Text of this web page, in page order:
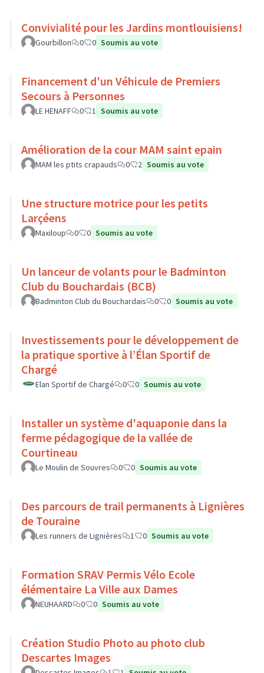
Convivialité pour les Jardins montlouisiens!
Gourbillon 0 0 Soumis au vote
Financement d'un Véhicule de Premiers
Secours à Personnes
LE HENAFF 0 1 Soumis au vote
Amélioration de la cour MAM saint epain
MAM les ptits crapauds 0 2 Soumis au vote
Une structure motrice pour les petits
Larçéens
Maxiloup 0 0 Soumis au vote
Un lanceur de volants pour le Badminton
Club du Bouchardais (BCB)
Badminton Club du Bouchardais 0 0 Soumis au vote
Investissements pour le développement de
la pratique sportive à l’Élan Sportif de
Chargé
Elan Sportif de Chargé 0 0 Soumis au vote
Installer un système d'aquaponie dans la
ferme pédagogique de la vallée de
Courtineau
Le Moulin de Souvres 0 0 Soumis au vote
Des parcours de trail permanents à Lignières
de Touraine
Les runners de Lignières 1 0 Soumis au vote
Formation SRAV Permis Vélo Ecole
élémentaire La Ville aux Dames
NEUHAARD 0 0 Soumis au vote
Création Studio Photo au photo club
Descartes Images